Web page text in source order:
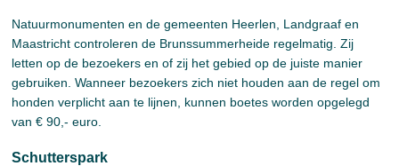
Natuurmonumenten en de gemeenten Heerlen, Landgraaf en
Maastricht controleren de Brunssummerheide regelmatig. Zij
letten op de bezoekers en of zij het gebied op de juiste manier
gebruiken. Wanneer bezoekers zich niet houden aan de regel om
honden verplicht aan te lijnen, kunnen boetes worden opgelegd
van € 90,- euro.
Schutterspark